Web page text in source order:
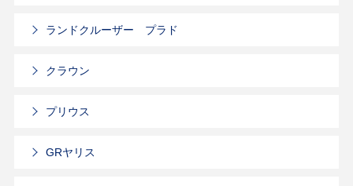
ランドクルーザー プラド
クラウン
プリウス
GRヤリス